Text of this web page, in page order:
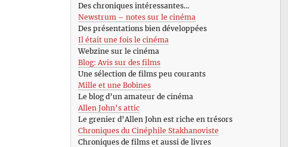
Des chroniques intéressantes…
Newstrum – notes sur le cinéma
Des présentations bien développées
Il était une fois le cinéma
Webzine sur le cinéma
Blog: Avis sur des films
Une sélection de films peu courants
Mille et une Bobines
Le blog d’un amateur de cinéma
Allen John’s attic
Le grenier d’Allen John est riche en trésors
Chroniques du Cinéphile Stakhanoviste
Chroniques de films et aussi de livres